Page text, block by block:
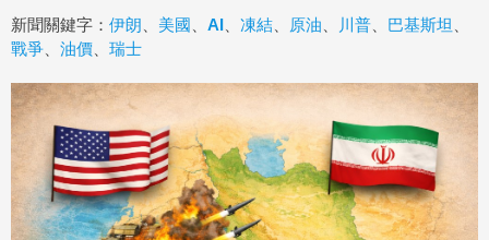
新聞關鍵字： 伊朗 美國 AI 凍結 原油 川普 巴基斯坦
戰爭
油價 瑞士